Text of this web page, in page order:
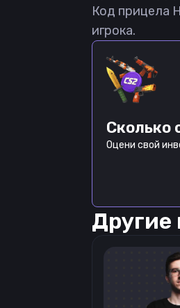
Код прицела
игрока.
Сколько
Оцени свой